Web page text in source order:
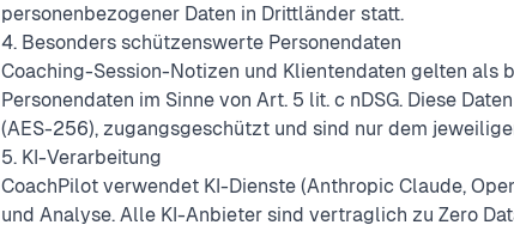
personenbezogener Daten in Drittländer statt.
4. Besonders schützenswerte Personendaten
Coaching-Session-Notizen und Klientendaten gelten als
Personendaten im Sinne von Art. 5 lit. c nDSG. Diese
(AES-256), zugangsgeschützt und sind nur dem
5. KI-Verarbeitung
CoachPilot verwendet KI-Dienste (Anthropic Claude,
und Analyse. Alle KI-Anbieter sind vertraglich zu Zero